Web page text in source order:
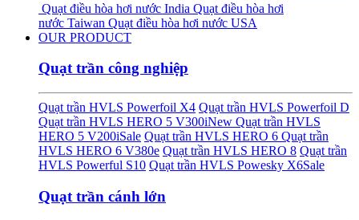
Quạt điều hòa hơi nước India Quạt điều hòa hơi
nước Taiwan Quạt điều hòa hơi nước USA
OUR PRODUCT
Quạt trần công nghiệp
Quạt trần HVLS Powerfoil X4 Quạt trần HVLS Powerfoil D
Quạt trần HVLS HERO 5 V300iNew Quạt trần HVLS
HERO 5 V200iSale Quạt trần HVLS HERO 6 Quạt trần
HVLS HERO 6 V380e Quạt trần HVLS HERO 8 Quạt trần
HVLS Powerful S10 Quạt trần HVLS Powesky X6Sale
Quạt trần cánh lớn